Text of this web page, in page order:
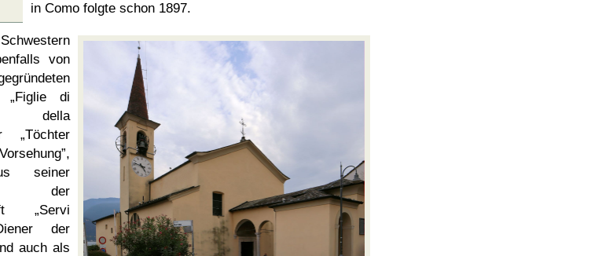
in Como folgte schon 1897.
von
Figlie di
della
Töchter
,
seiner
der
Servi
der
auch als